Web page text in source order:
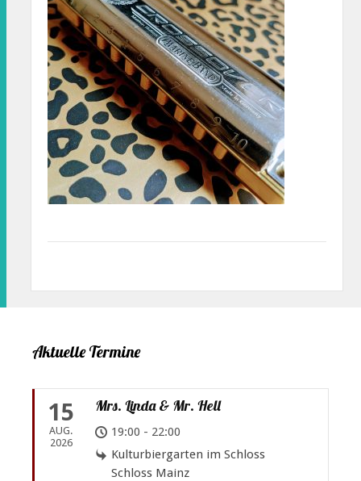
Aktuelle Termine
15
AUG.
2026
Mrs. Linda & Mr. Hell
19:00 - 22:00
Kulturbiergarten im Schloss
Schloss Mainz